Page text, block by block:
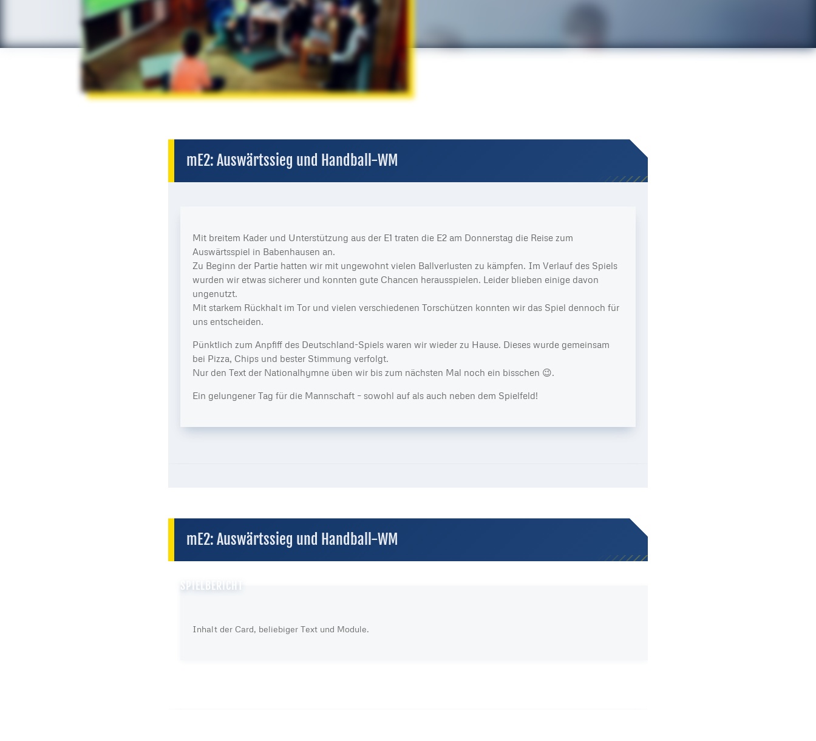
mE2: Auswärtssieg und Handball-WM
Mit breitem Kader und Unterstützung aus der E1 traten die E2 am Donnerstag die Reise zum
Auswärtsspiel in Babenhausen an.
Zu Beginn der Partie hatten wir mit ungewohnt vielen Ballverlusten zu kämpfen. Im Verlauf des Spiels
wurden wir etwas sicherer und konnten gute Chancen herausspielen. Leider blieben einige davon
ungenutzt.
Mit starkem Rückhalt im Tor und vielen verschiedenen Torschützen konnten wir das Spiel dennoch für
uns entscheiden.
Pünktlich zum Anpfiff des Deutschland-Spiels waren wir wieder zu Hause. Dieses wurde gemeinsam
bei Pizza, Chips und bester Stimmung verfolgt.
Nur den Text der Nationalhymne üben wir bis zum nächsten Mal noch ein bisschen 😉.
Ein gelungener Tag für die Mannschaft – sowohl auf als auch neben dem Spielfeld!
mE2: Auswärtssieg und Handball-WM
SPIELBERICHT
Inhalt der Card, beliebiger Text und Module.